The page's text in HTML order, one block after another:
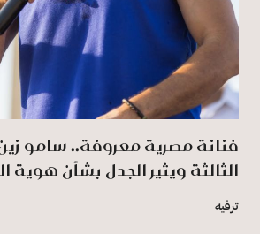
فنانة مصرية معروفة.. سامو
الثالثة ويثير الجدل بشأن هوية
ترفيه